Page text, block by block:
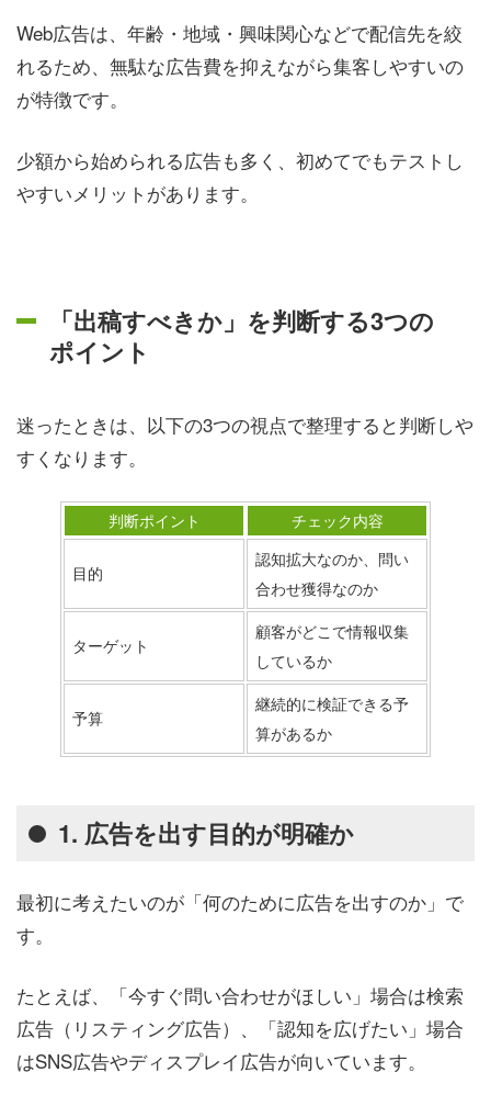
Web広告は、年齢・地域・興味関心などで配信先を絞
れるため、無駄な広告費を抑えながら集客しやすいの
が特徴です。
少額から始められる広告も多く、初めてでもテストし
やすいメリットがあります。
「出稿すべきか」を判断する3つの
ポイント
迷ったときは、以下の3つの視点で整理すると判断しや
すくなります。
判断ポイント チェック内容
目的
認知拡大なのか、問い
合わせ獲得なのか
ターゲット
顧客がどこで情報収集
しているか
予算
継続的に検証できる予
算があるか
1. 広告を出す目的が明確か
最初に考えたいのが「何のために広告を出すのか」で
す。
たとえば、「今すぐ問い合わせがほしい」場合は検索
広告（リスティング広告）、「認知を広げたい」場合
はSNS広告やディスプレイ広告が向いています。